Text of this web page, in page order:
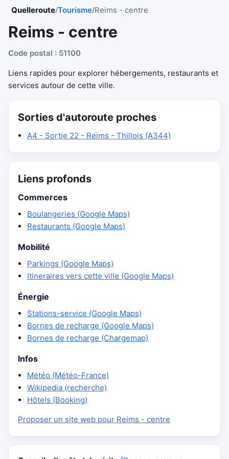
Quelleroute/Tourisme/Reims - centre
Reims - centre
Code postal : 51100
Liens rapides pour explorer hébergements, restaurants et
services autour de cette ville.
Sorties d'autoroute proches
A4 - Sortie 22 - Reims - Thillois (A344)
Liens profonds
Commerces
Boulangeries (Google Maps)
Restaurants (Google Maps)
Mobilité
Parkings (Google Maps)
Itineraires vers cette ville (Google Maps)
Énergie
Stations-service (Google Maps)
Bornes de recharge (Google Maps)
Bornes de recharge (Chargemap)
Infos
Météo (Météo-France)
Wikipedia (recherche)
Hôtels (Booking)
Proposer un site web pour Reims - centre